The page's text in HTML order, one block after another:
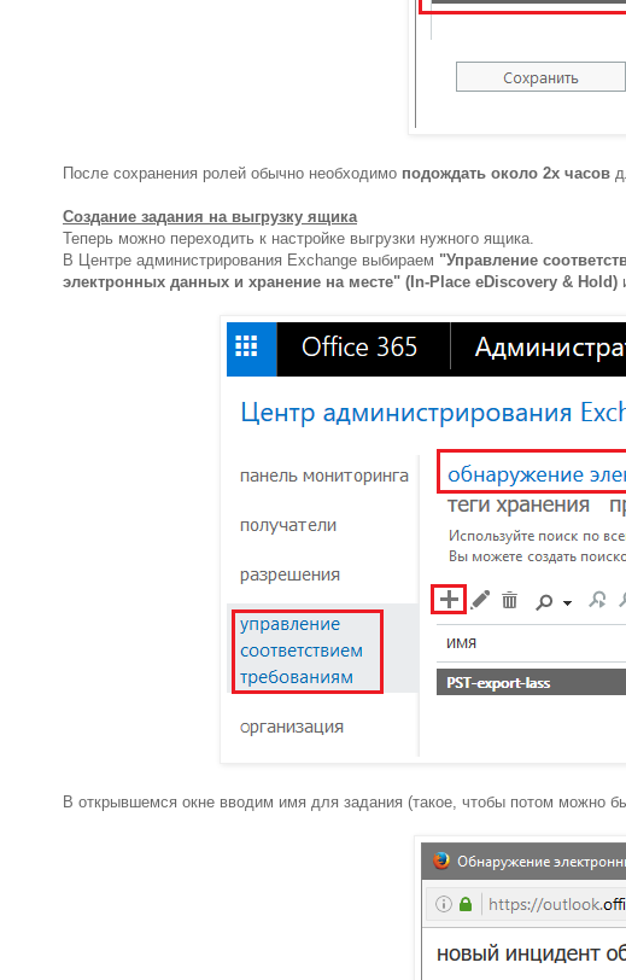
После сохранения ролей обычно необходимо подождать около 2х часов
Создание задания на выгрузку ящика
Теперь можно переходить к настройке выгрузки нужного ящика.
В Центре администрирования Exchange выбираем "Управление
электронных данных и хранение на месте" (In-Place eDiscovery & Hold)
В открывшемся окне вводим имя для задания (такое, чтобы потом можно